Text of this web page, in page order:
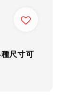
尺寸可